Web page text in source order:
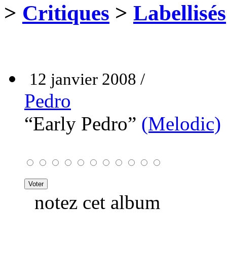
> Critiques > Labellisés
12 janvier 2008 /
Pedro
“Early Pedro” (Melodic)
notez cet album